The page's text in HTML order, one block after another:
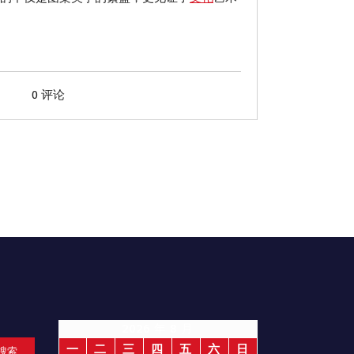
0 评论
索
一
二 三 四 五 六 日